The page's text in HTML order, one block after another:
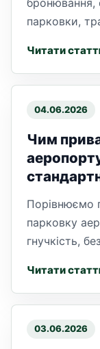
бронювання,
парковки,
Читати
04.06.2026
Чим
Порівнюємо
парковку
гнучкість,
Читати
03.06.2026